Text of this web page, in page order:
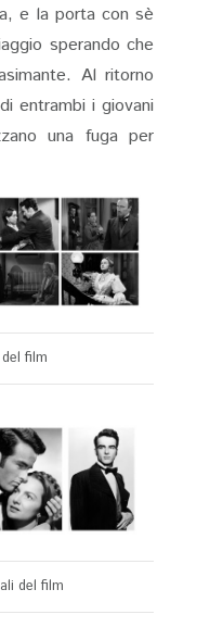
e la porta con sè
sperando che
Al ritorno
entrambi i giovani
una fuga per
film
del film